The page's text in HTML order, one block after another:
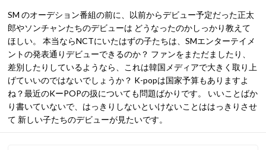
SM のオーデション番組の前に、以前からデビュー予定だった正太
郎やソンチャンたちのデビューは どうなったのかしっかり教えて
ほしい。 本当ならNCTにいたはずの子たちは、SMエンターテイメ
ントの発表通りデビューできるのか？ ファンをまただましたり、
差別したりしているようなら、これは韓国メディアで大きく取り上
げていいのではないでしょうか？ K-popは国家予算もありますよ
ね？最近のKーPOPの扱についても問題ばかりです。 いいことばか
り書いていないで、はっきりしないといけないことははっきりさせ
て 新しい子たちのデビューが見たいです。